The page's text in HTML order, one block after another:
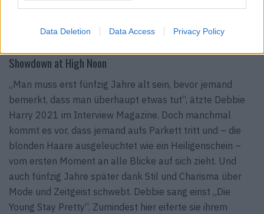
Data Deletion Data Access Privacy Policy
Hochtouren im United Kingdom, 1978. © dpa picture alliance
Showdown at High Noon
„Man muss erst fünfzig Jahre alt sein, bevor jemand
bemerkt, dass man überhaupt etwas tut“, ätzte Debbie
Harry 2021 im Interview Magazine. Doch manchmal
kommt es vor, dass jemand aufs Parkett tritt und – die
blonden Haare ausgeleuchtet wie ein Heiligenschein –
vom ersten Moment an alle Blicke auf sich zieht. Und
auch fünfzig Jahre später dank Stil und Charisma über
Mode und Zeitgeist schwebt. Debbie sang einst „Die
Young Stay Pretty“. Zumindest hier eiferte sie ihrem